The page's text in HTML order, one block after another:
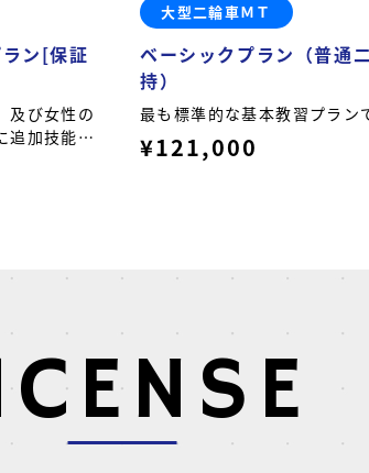
ン[保証
及び女性の
追加技能教
。
大型二輪車ＭＴ
ベーシックプラン（普通
持）
最も標準的な基本教習プラン
¥121,000